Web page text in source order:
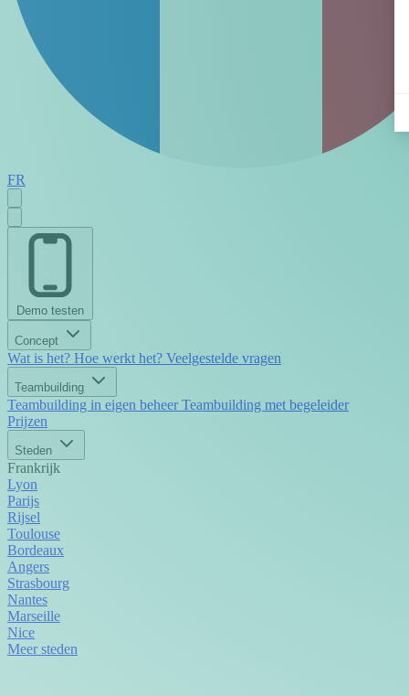
FR
Demo testen
Concept
Wat is het? Hoe werkt het? Veelgestelde vragen
Teambuilding
Teambuilding in eigen beheer Teambuilding met begeleider
Prijzen
Steden
Frankrijk
Lyon
Parijs
Rijsel
Toulouse
Bordeaux
Angers
Strasbourg
Nantes
Marseille
Nice
Meer steden